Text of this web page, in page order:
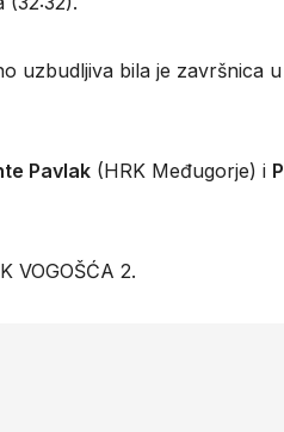
uzbudljiva bila je završnica
Pavlak (HRK Međugorje) i
VOGOŠĆA 2.